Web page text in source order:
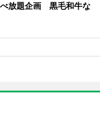
放題企画 黒毛和牛な